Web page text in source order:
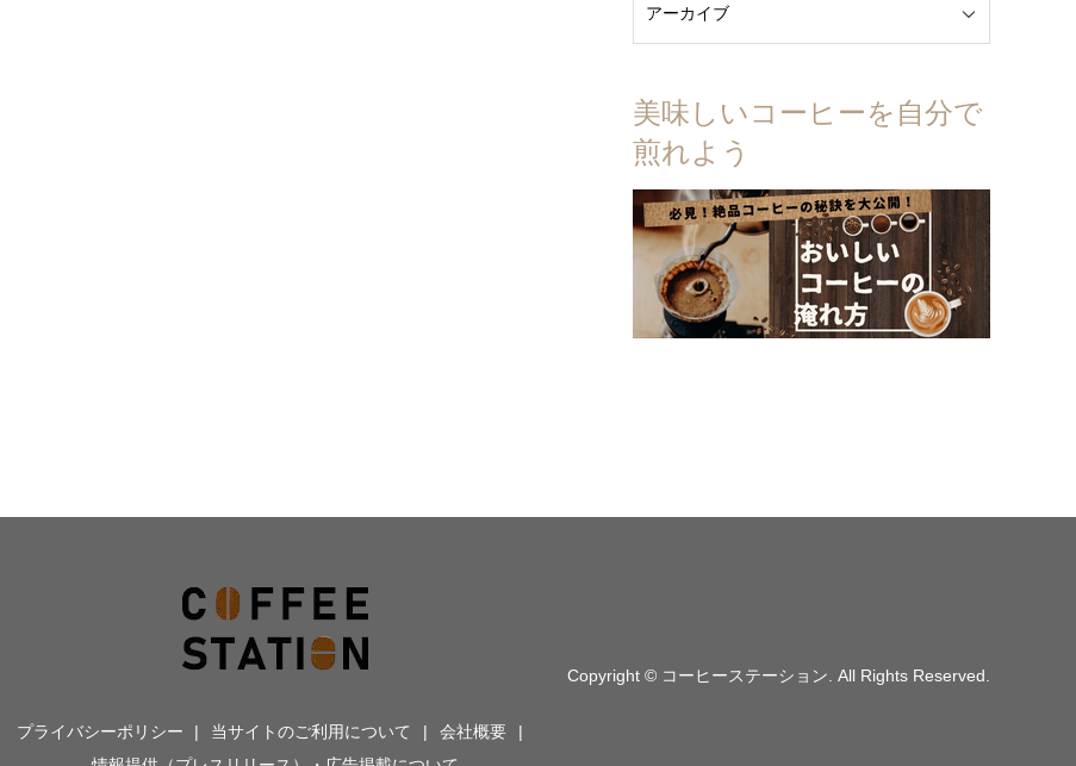
美味しいコーヒーを自分で
煎れよう
プライバシーポリシー 当サイトのご利用について
会社概要
Copyright © コーヒーステーション . All Rights Reserved.